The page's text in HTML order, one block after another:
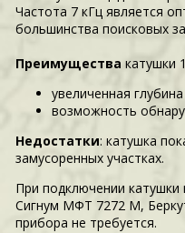
Частота 7 кГц является
большинства поисковых
Преимущества катушки
увеличенная
возможность
Недостатки: катушка
замусоренных участках.
При подключении
Сигнум МФТ 7272 М,
прибора не требуется.